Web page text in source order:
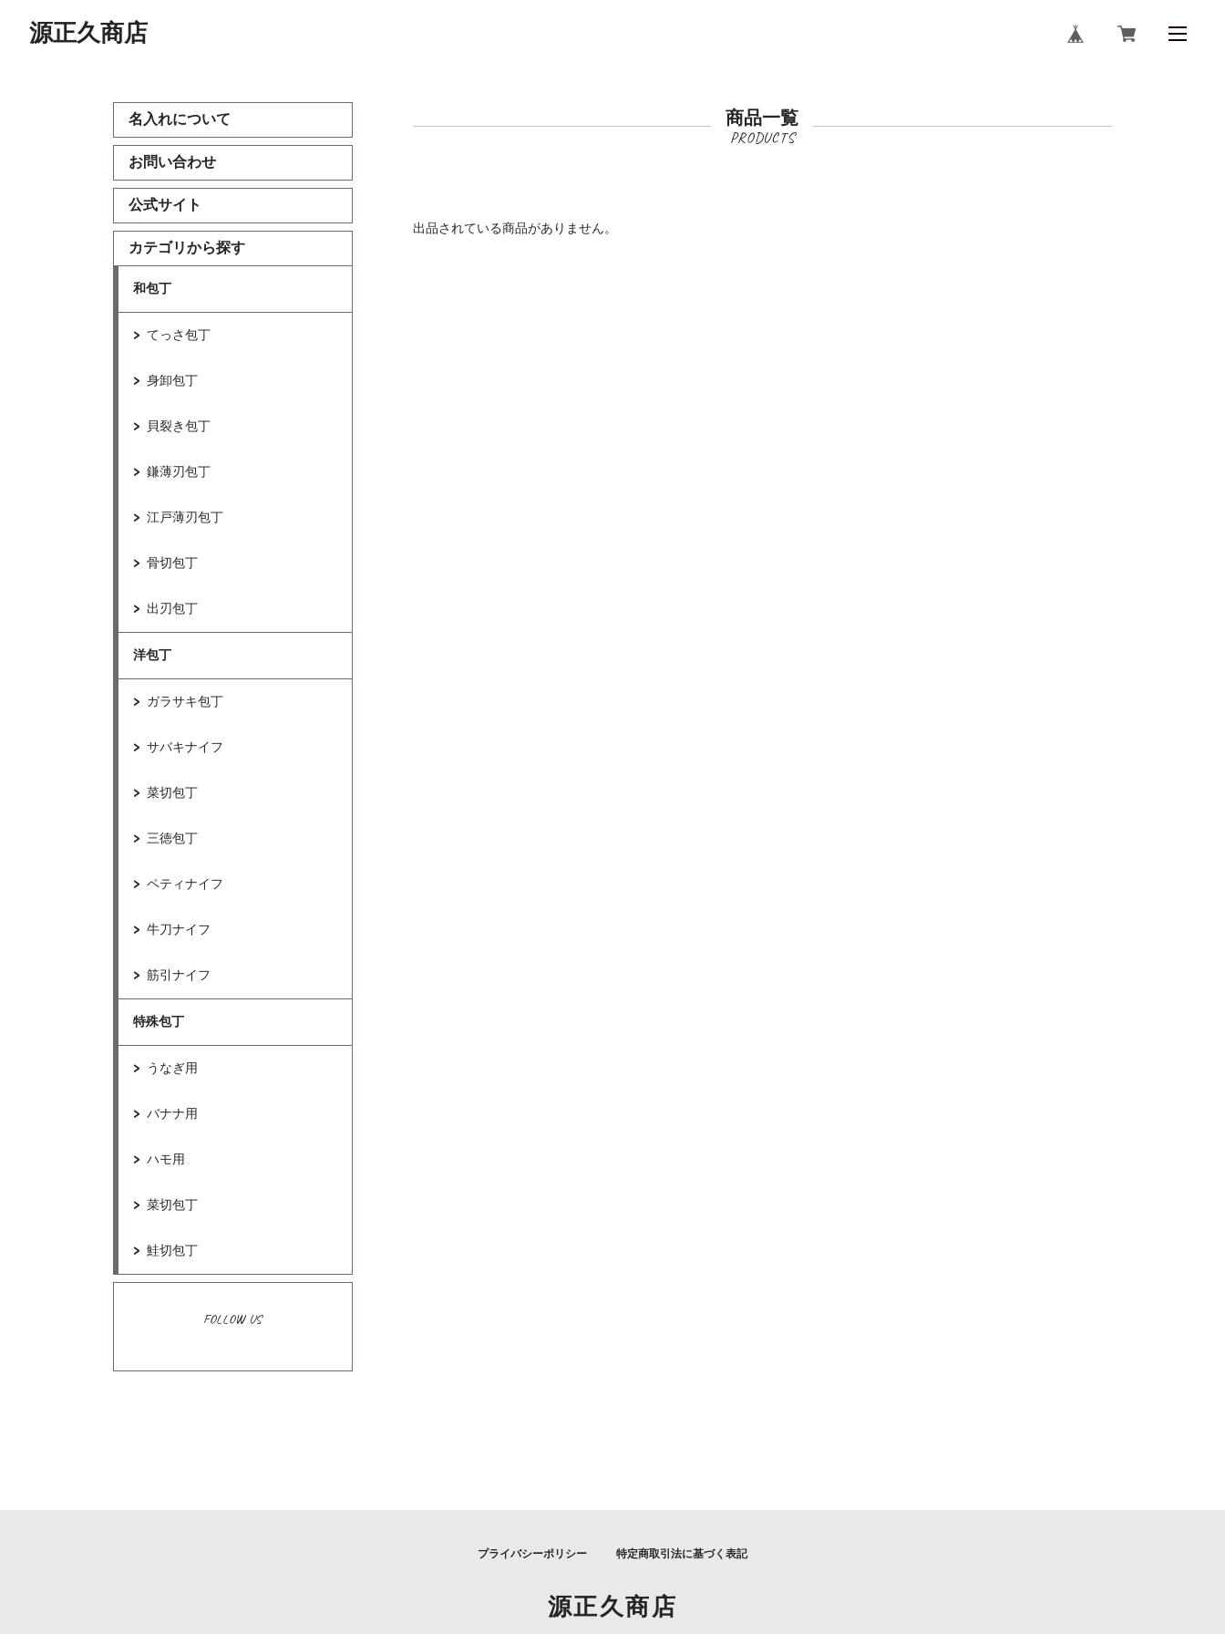
源正久商店
名入れについて
お問い合わせ
公式サイト
カテゴリから探す
和包丁
てっさ包丁
身卸包丁
貝裂き包丁
鎌薄刃包丁
江戸薄刃包丁
骨切包丁
出刃包丁
洋包丁
ガラサキ包丁
サバキナイフ
菜切包丁
三徳包丁
ペティナイフ
牛刀ナイフ
筋引ナイフ
特殊包丁
うなぎ用
バナナ用
ハモ用
菜切包丁
鮭切包丁
FOLLOW US
商品一覧
出品されている商品がありません。
プライバシーポリシー 特定商取引法に基づく表記
源正久商店